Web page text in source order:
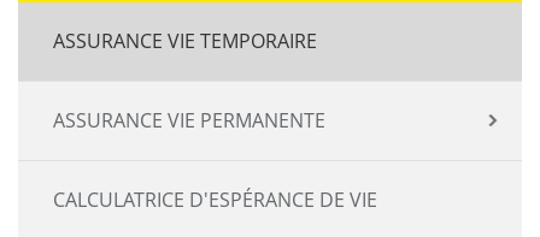
ASSURANCE VIE TEMPORAIRE
ASSURANCE VIE PERMANENTE
CALCULATRICE D'ESPÉRANCE DE VIE